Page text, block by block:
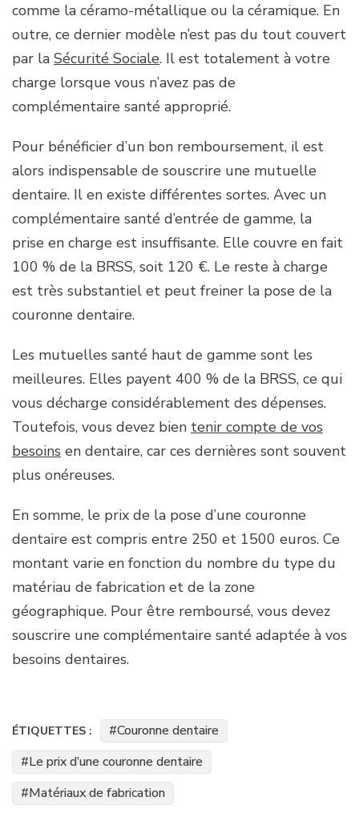
comme la céramo-métallique ou la céramique. En
outre, ce dernier modèle n’est pas du tout couvert
par la Sécurité Sociale. Il est totalement à votre
charge lorsque vous n’avez pas de
complémentaire santé approprié.
Pour bénéficier d’un bon remboursement, il est
alors indispensable de souscrire une mutuelle
dentaire. Il en existe différentes sortes. Avec un
complémentaire santé d’entrée de gamme, la
prise en charge est insuffisante. Elle couvre en fait
100 % de la BRSS, soit 120 €. Le reste à charge
est très substantiel et peut freiner la pose de la
couronne dentaire.
Les mutuelles santé haut de gamme sont les
meilleures. Elles payent 400 % de la BRSS, ce qui
vous décharge considérablement des dépenses.
Toutefois, vous devez bien tenir compte de vos
besoins en dentaire, car ces dernières sont souvent
plus onéreuses.
En somme, le prix de la pose d’une couronne
dentaire est compris entre 250 et 1500 euros. Ce
montant varie en fonction du nombre du type du
matériau de fabrication et de la zone
géographique. Pour être remboursé, vous devez
souscrire une complémentaire santé adaptée à vos
besoins dentaires.
ÉTIQUETTES :
Couronne dentaire
Le prix d’une couronne dentaire
Matériaux de fabrication